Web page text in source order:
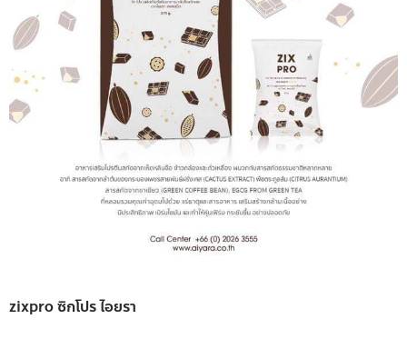
zixpro ซิกโปร ไอยรา